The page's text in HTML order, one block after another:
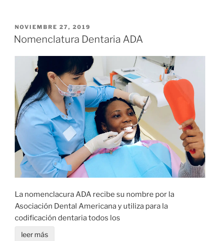
POSTED
ON
NOVIEMBRE 27, 2019
Nomenclatura Dentaria ADA
La nomenclacura ADA recibe su nombre por la
Asociación Dental Americana y utiliza para la
codificación dentaria todos los
leer más